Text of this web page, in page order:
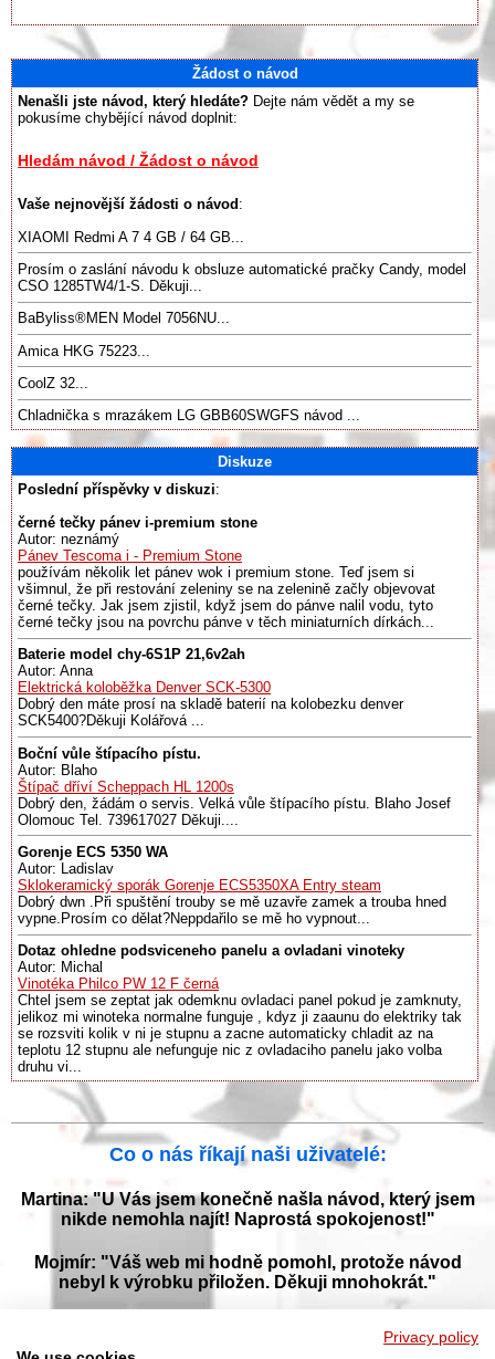
Žádost o návod
Nenašli jste návod, který hledáte? Dejte nám vědět a my se
pokusíme chybějící návod doplnit:
Hledám návod / Žádost o návod
Vaše nejnovější žádosti o návod :
XIAOMI Redmi A 7 4 GB / 64 GB...
Prosím o zaslání návodu k obsluze automatické pračky Candy, model
CSO 1285TW4/1-S. Děkuji...
BaByliss®️MEN Model 7056NU...
Amica HKG 75223...
CoolZ 32...
Chladnička s mrazákem LG GBB60SWGFS návod ...
Diskuze
Poslední příspěvky v diskuzi:
černé tečky pánev i-premium stone
Autor: neznámý
Pánev Tescoma i - Premium Stone
používám několik let pánev wok i premium stone. Teď jsem si
všimnul, že při restování zeleniny se na zelenině začly objevovat
černé tečky. Jak jsem zjistil, když jsem do pánve nalil vodu, tyto
černé tečky jsou na povrchu pánve v těch miniaturních dírkách...
Baterie model chy-6S1P 21,6v2ah
Autor: Anna
Elektrická koloběžka Denver SCK-5300
Dobrý den máte prosí na skladě baterií na kolobezku denver
SCK5400?Děkuji Kolářová ...
Boční vůle štípacího pístu.
Autor: Blaho
Štípač dříví Scheppach HL 1200s
Dobrý den, žádám o servis. Velká vůle štípacího pístu. Blaho Josef
Olomouc Tel. 739617027 Děkuji....
Gorenje ECS 5350 WA
Autor: Ladislav
Sklokeramický sporák Gorenje ECS5350XA Entry steam
Dobrý dwn .Při spuštění trouby se mě uzavře zamek a trouba hned
vypne.Prosím co dělat?Neppdařilo se mě ho vypnout...
Dotaz ohledne podsviceneho panelu a ovladani vinoteky
Autor: Michal
Vinotéka Philco PW 12 F černá
Chtel jsem se zeptat jak odemknu ovladaci panel pokud je zamknuty,
jelikoz mi winoteka normalne funguje , kdyz ji zaaunu do elektriky tak
se rozsviti kolik v ni je stupnu a zacne automaticky chladit az na
teplotu 12 stupnu ale nefunguje nic z ovladaciho panelu jako volba
druhu vi...
Co o nás říkají naši uživatelé:
Martina: "U Vás jsem konečně našla návod, který jsem
nikde nemohla najít! Naprostá spokojenost!"
Mojmír: "Váš web mi hodně pomohl, protože návod
nebyl k výrobku přiložen. Děkuji mnohokrát."
Privacy policy